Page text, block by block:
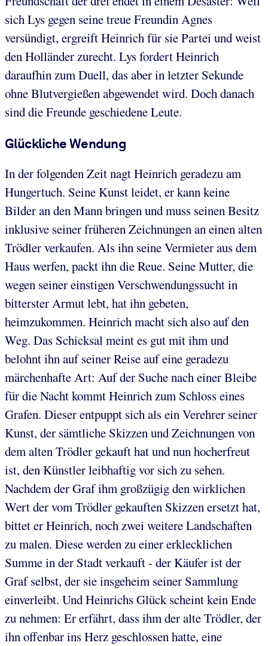
sich Lys gegen seine treue Freundin Agnes
versündigt, ergreift Heinrich für sie Partei und weist
den Holländer zurecht. Lys fordert Heinrich
daraufhin zum Duell, das aber in letzter Sekunde
ohne Blutvergießen abgewendet wird. Doch danach
sind die Freunde geschiedene Leute.
Glückliche Wendung
In der folgenden Zeit nagt Heinrich geradezu am
Hungertuch. Seine Kunst leidet, er kann keine
Bilder an den Mann bringen und muss seinen Besitz
inklusive seiner früheren Zeichnungen an einen alten
Trödler verkaufen. Als ihn seine Vermieter aus dem
Haus werfen, packt ihn die Reue. Seine Mutter, die
wegen seiner einstigen Verschwendungssucht in
bitterster Armut lebt, hat ihn gebeten,
heimzukommen. Heinrich macht sich also auf den
Weg. Das Schicksal meint es gut mit ihm und
belohnt ihn auf seiner Reise auf eine geradezu
märchenhafte Art: Auf der Suche nach einer Bleibe
für die Nacht kommt Heinrich zum Schloss eines
Grafen. Dieser entpuppt sich als ein Verehrer seiner
Kunst, der sämtliche Skizzen und Zeichnungen von
dem alten Trödler gekauft hat und nun hocherfreut
ist, den Künstler leibhaftig vor sich zu sehen.
Nachdem der Graf ihm großzügig den wirklichen
Wert der vom Trödler gekauften Skizzen ersetzt hat,
bittet er Heinrich, noch zwei weitere Landschaften
zu malen. Diese werden zu einer erklecklichen
Summe in der Stadt verkauft - der Käufer ist der
Graf selbst, der sie insgeheim seiner Sammlung
einverleibt. Und Heinrichs Glück scheint kein Ende
zu nehmen: Er erfährt, dass ihm der alte Trödler, der
ihn offenbar ins Herz geschlossen hatte, eine